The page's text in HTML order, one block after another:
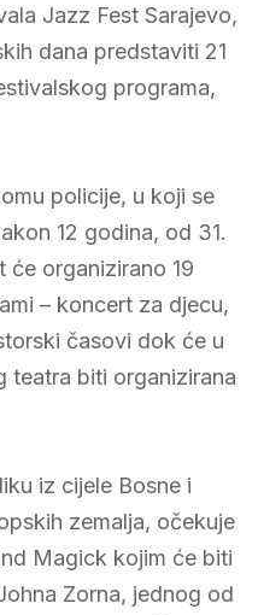
Jazz Fest Sarajevo,
dana predstaviti 21
programa,
policije, u koji se
12 godina, od 31.
organizirano 19
– koncert za djecu,
časovi dok će u
teatra biti organizirana
iz cijele Bosne i
zemalja, očekuje
Magick kojim će biti
Zorna, jednog od